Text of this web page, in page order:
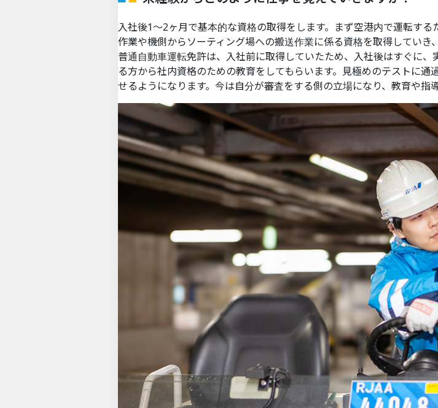
入社後1～2ヶ月で基本的な資格の取得をします。まず空港内で運転す
作業や機側からソーティング場への搬送作業に係る資格を取得していき
普通自動車運転免許は、入社前に取得していたため、入社後はすぐに
る方から社内資格のための教育をしてもらいます。見極めのテストに
せるようになります。今は自分が審査をする側の立場になり、教育や指